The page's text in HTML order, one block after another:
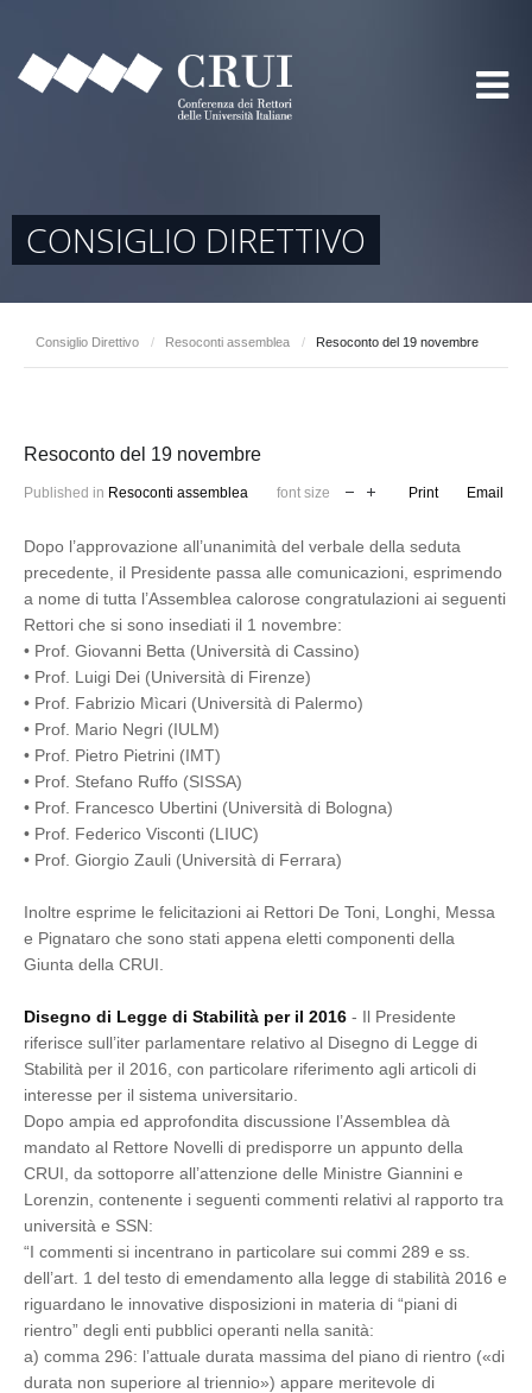
CONSIGLIO DIRETTIVO
Consiglio Direttivo / Resoconti assemblea / Resoconto del 19 novembre
Resoconto del 19 novembre
Published in Resoconti assemblea font size Print Email
Dopo l’approvazione all’unanimità del verbale della seduta
precedente, il Presidente passa alle comunicazioni, esprimendo
a nome di tutta l’Assemblea calorose congratulazioni ai seguenti
Rettori che si sono insediati il 1 novembre:
• Prof. Giovanni Betta (Università di Cassino)
• Prof. Luigi Dei (Università di Firenze)
• Prof. Fabrizio Mìcari (Università di Palermo)
• Prof. Mario Negri (IULM)
• Prof. Pietro Pietrini (IMT)
• Prof. Stefano Ruffo (SISSA)
• Prof. Francesco Ubertini (Università di Bologna)
• Prof. Federico Visconti (LIUC)
• Prof. Giorgio Zauli (Università di Ferrara)
Inoltre esprime le felicitazioni ai Rettori De Toni, Longhi, Messa
e Pignataro che sono stati appena eletti componenti della
Giunta della CRUI.
Disegno di Legge di Stabilità per il 2016 - Il Presidente
riferisce sull’iter parlamentare relativo al Disegno di Legge di
Stabilità per il 2016, con particolare riferimento agli articoli di
interesse per il sistema universitario.
Dopo ampia ed approfondita discussione l’Assemblea dà
mandato al Rettore Novelli di predisporre un appunto della
CRUI, da sottoporre all’attenzione delle Ministre Giannini e
Lorenzin, contenente i seguenti commenti relativi al rapporto tra
università e SSN:
“I commenti si incentrano in particolare sui commi 289 e ss.
dell’art. 1 del testo di emendamento alla legge di stabilità 2016 e
riguardano le innovative disposizioni in materia di “piani di
rientro” degli enti pubblici operanti nella sanità:
a) comma 296: l’attuale durata massima del piano di rientro («di
durata non superiore al triennio») appare meritevole di